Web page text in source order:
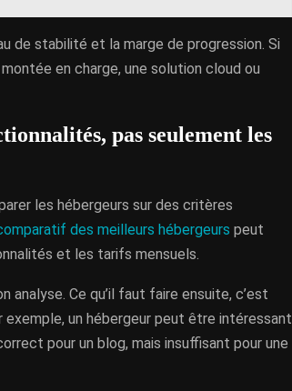
de stabilité et la marge de progression. Si
en charge, une solution cloud ou
pas seulement les
les hébergeurs sur des critères
des meilleurs hébergeurs peut
et les tarifs mensuels.
Ce qu’il faut faire ensuite, c’est
un hébergeur peut être intéressant
pour un blog, mais insuffisant pour une